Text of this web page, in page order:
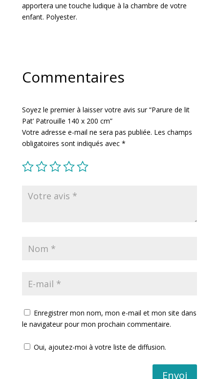
apportera une touche ludique à la chambre de votre
enfant. Polyester.
Commentaires
Soyez le premier à laisser votre avis sur “Parure de lit
Pat’ Patrouille 140 x 200 cm”
Votre adresse e-mail ne sera pas publiée. Les champs
obligatoires sont indiqués avec *
Enregistrer mon nom, mon e-mail et mon site dans
le navigateur pour mon prochain commentaire.
Oui, ajoutez-moi à votre liste de diffusion.
Envoi